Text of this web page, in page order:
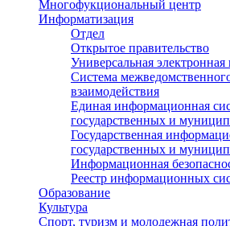
Многофукциональный центр
Информатизация
Отдел
Открытое правительство
Универсальная электронная
Система
взаимодействия
Единая информационная
государственных и
Государственная
государственных и
Информационная
Реестр информационных
Образование
Культура
Спорт, туризм и молодежная